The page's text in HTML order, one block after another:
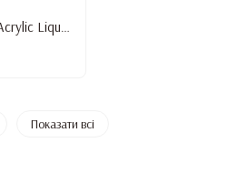
Показати всі